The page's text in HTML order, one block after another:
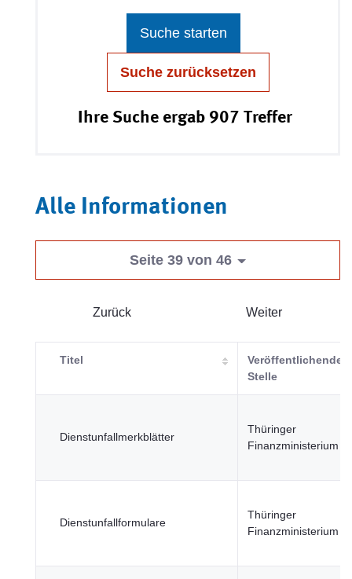
Suche starten
Suche zurücksetzen
Ihre Suche ergab 907 Treffer
Alle Informationen
Seite 39 von 46
Zurück Weiter
Titel
Veröffentlichende
Stelle
Dienstunfallmerkblätter
Thüringer
Finanzministerium
Dienstunfallformulare
Thüringer
Finanzministerium